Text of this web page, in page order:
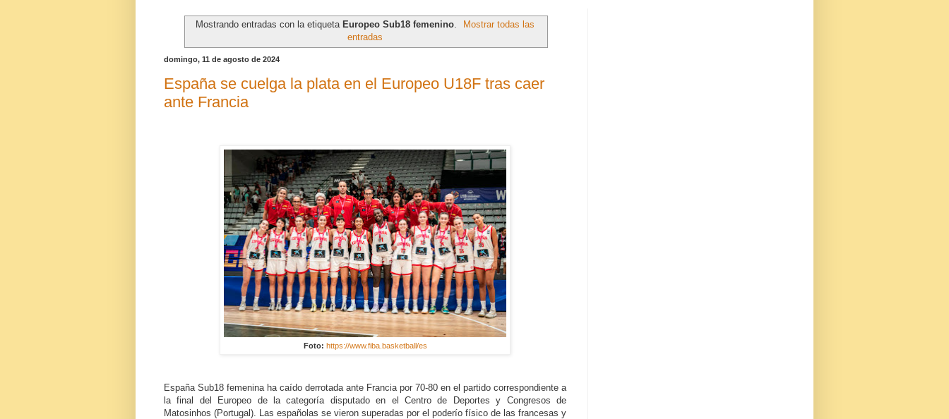
Mostrando entradas con la etiqueta Europeo Sub18 femenino.
Mostrar todas las
entradas
domingo, 11 de agosto de 2024
España se cuelga la plata en el Europeo U18F tras caer
ante Francia
Foto: https://www.fiba.basketball/es
España Sub18 femenina ha caído derrotada ante Francia por 70-80 en el partido correspondiente a
la final del Europeo de la categoría disputado en el Centro de Deportes y Congresos de
Matosinhos (Portugal). Las españolas se vieron superadas por el poderío físico de las francesas y